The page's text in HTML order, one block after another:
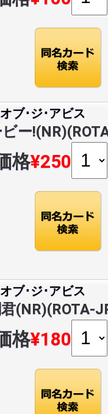
ブ･ジ･アビス
ー
格¥250
ブ･ジ･アビス
(NR)(ROTA-
格¥180